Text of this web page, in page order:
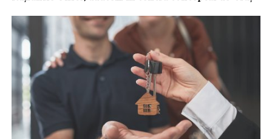
Bulevardul Națiunile Unite va fi reamenajat, urmând să se
monteze mobilier stradal nou și pavaj, iar zona va deveni mai
verde, a...